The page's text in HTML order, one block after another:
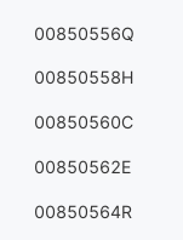
00850556Q
00850558H
00850560C
00850562E
00850564R